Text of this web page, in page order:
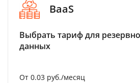
BaaS
Выбрать тариф для
данных
От 0.03 руб./месяц